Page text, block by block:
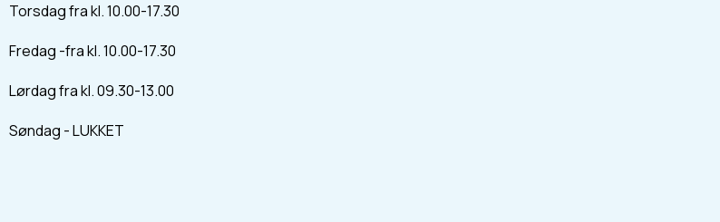
Torsdag fra kl. 10.00-17.30
Fredag -fra kl. 10.00-17.30
Lørdag fra kl. 09.30-13.00
Søndag - LUKKET